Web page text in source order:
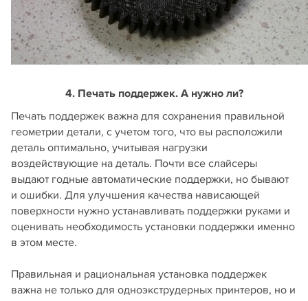
4. Печать поддержек. А нужно ли?
Печать поддержек важна для сохранения правильной
геометрии детали, с учетом того, что вы расположили
деталь оптимально, учитывая нагрузки
воздействующие на деталь. Почти все слайсеры
выдают годные автоматические поддержки, но бывают
и ошибки. Для улучшения качества нависающей
поверхности нужно устанавливать поддержки руками и
оценивать необходимость установки поддержки именно
в этом месте.
Правильная и рациональная установка поддержек
важна не только для одноэкструдерных принтеров, но и